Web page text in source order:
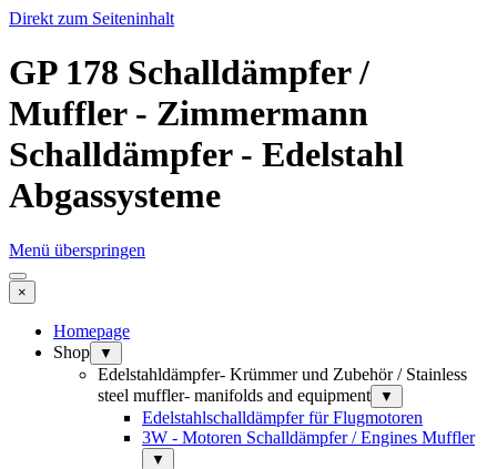
Direkt zum Seiteninhalt
GP 178 Schalldämpfer /
Muffler - Zimmermann
Schalldämpfer - Edelstahl
Abgassysteme
Menü überspringen
×
Homepage
Shop
▼
Edelstahldämpfer- Krümmer und Zubehör / Stainless
steel muffler- manifolds and equipment
▼
Edelstahlschalldämpfer für Flugmotoren
3W - Motoren Schalldämpfer / Engines Muffler
▼